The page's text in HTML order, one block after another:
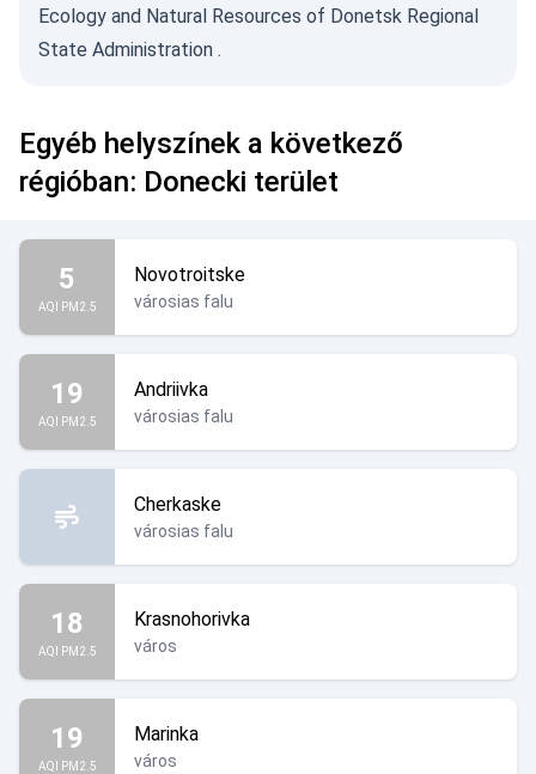
Ecology and Natural Resources of Donetsk Regional
State Administration .
Egyéb helyszínek a következő
régióban: Donecki terület
5
AQI PM2.5
Novotroitske
városias falu
19
AQI PM2.5
Andriivka
városias falu
Cherkaske
városias falu
18
AQI PM2.5
Krasnohorivka
város
19
AQI PM2.5
Marinka
város